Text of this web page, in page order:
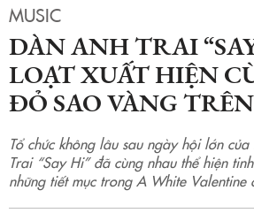
MUSIC
DÀN ANH TRAI
LOẠT XUẤT HIỆN
ĐỎ SAO VÀNG
Tổ chức không lâu sau ngày hội lớn
Trai “Say Hi” đã cùng nhau thể hiện
những tiết mục trong A White Valentine